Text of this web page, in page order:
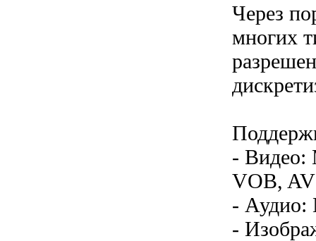
Через
многих
- Видео:
VOB,
- Аудио:
-